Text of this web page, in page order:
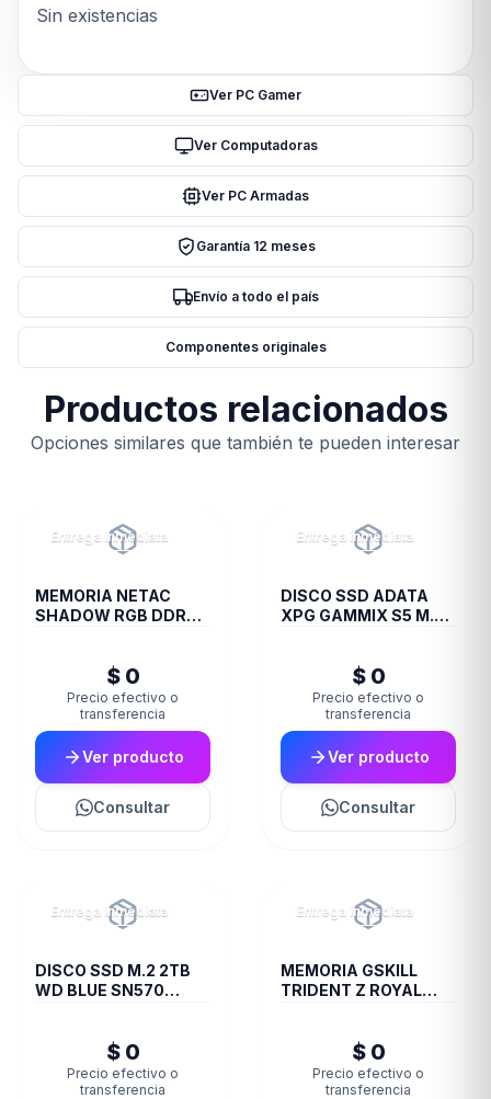
Sin existencias
Ver PC Gamer
Ver Computadoras
Ver PC Armadas
Garantía 12 meses
Envío a todo el país
Componentes originales
Productos relacionados
Opciones similares que también te pueden interesar
Entrega inmediata
MEMORIA NETAC
SHADOW RGB DDR4
$ 0
Precio efectivo o
transferencia
Ver producto
Consultar
Entrega inmediata
DISCO SSD ADATA
XPG GAMMIX S5 M.2
$ 0
Precio efectivo o
transferencia
Ver producto
Consultar
Entrega inmediata
DISCO SSD M.2 2TB
WD BLUE SN570
$ 0
Precio efectivo o
transferencia
Entrega inmediata
MEMORIA GSKILL
TRIDENT Z ROYAL
$ 0
Precio efectivo o
transferencia